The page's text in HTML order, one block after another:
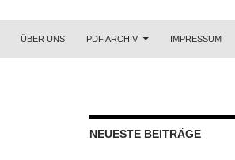
ÜBER UNS
PDF ARCHIV IMPRESSUM
NEUESTE BEITRÄGE